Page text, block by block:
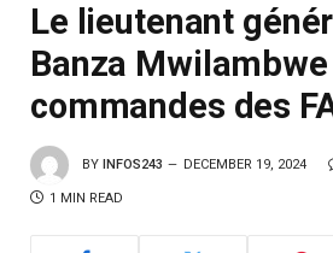
Le lieutenant
Banza
commandes des
BY INFOS243 DECEMBER 19, 2024
1 MIN READ